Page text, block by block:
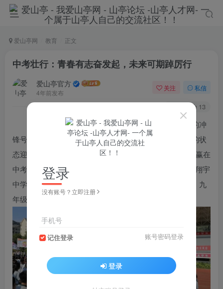
爱山亭网 教育 正文
中考壮行：青春有志奋发起，未来可期踔厉行
爱山亭官方
4年前发布
关注 私信
13
在这热情洋溢的六月，在这放飞梦想的季节，中考的冲
锋号已然吹响！为激励九年级学子以饱满的精神、轻松的状
态迎战中考，枣庄翔宇中学于2022年6月6日下午，举行“赢在
中考耀韶华”中考壮行会，为2022届学子助威壮行。枣庄翔宇
中学校长湛晶、党支部书记庄涛，副校长郑秀共、杨平，九
年级管委会领导、家长代表及全体师生参加了活动。
登录
没有账号？立即注册
手机号
记住登录 账号密码登录
登录